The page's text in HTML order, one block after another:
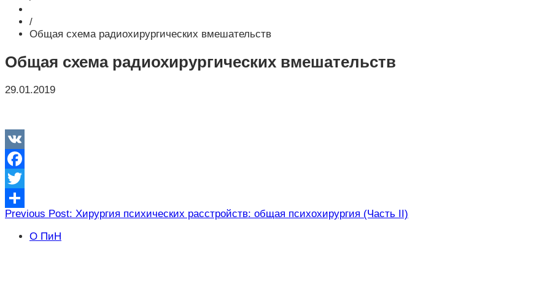
/
Общая схема радиохирургических вмешательств
Общая схема радиохирургических вмешательств
29.01.2019
VK
Facebook
Twitter
Отправить
Навигация
по
Previous Post: Хирургия психических расстройств: общая психохирургия (Часть II)
О ПиН